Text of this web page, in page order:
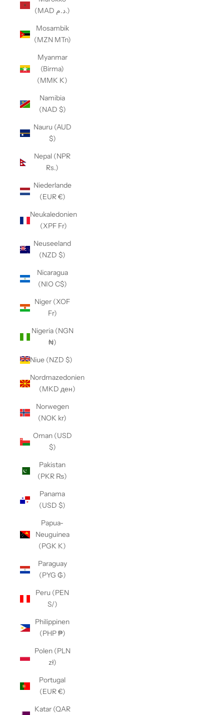
(MAD د.م.)
Mosambik
(MZN MTn)
Myanmar
(Birma)
(MMK K)
Namibia
(NAD $)
Nauru (AUD
$)
Nepal (NPR
Rs.)
Niederlande
(EUR €)
Neukaledonien
(XPF Fr)
Neuseeland
(NZD $)
Nicaragua
(NIO C$)
Niger (XOF
Fr)
Nigeria (NGN
₦)
Niue (NZD $)
Nordmazedonien
(MKD ден)
Norwegen
(NOK kr)
Oman (USD
$)
Pakistan
(PKR ₨)
Panama
(USD $)
Papua-
Neuguinea
(PGK K)
Paraguay
(PYG ₲)
Peru (PEN
S/)
Philippinen
(PHP ₱)
Polen (PLN
zł)
Portugal
(EUR €)
Katar (QAR